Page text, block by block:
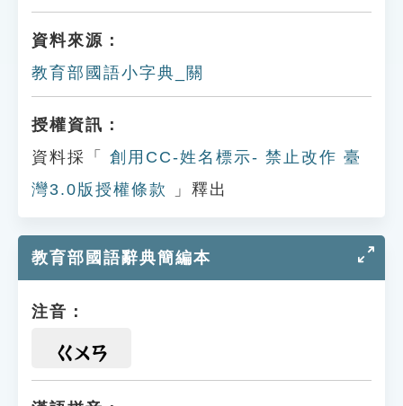
資料來源：
教育部國語小字典_關
授權資訊：
資料採「
創用CC-姓名標示- 禁止改作 臺
灣3.0版授權條款
」釋出
教育部國語辭典簡編本
注音：
ㄍㄨㄢ